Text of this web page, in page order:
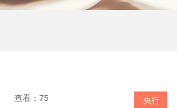
央行
查看：75